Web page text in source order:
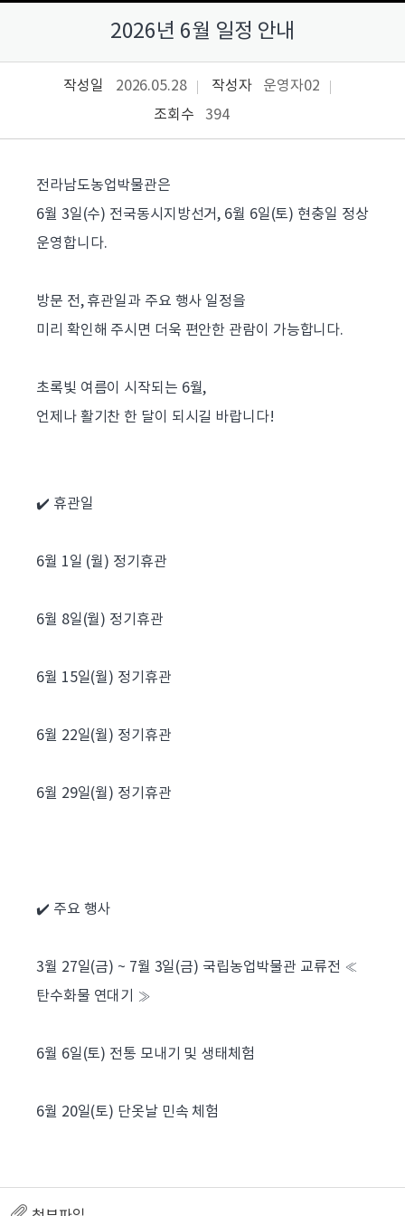
2026년 6월 일정 안내
작성일 2026.05.28 작성자
운영자02
조회수
394
전라남도농업박물관은
6월 3일(수) 전국동시지방선거, 6월 6일(토) 현충일 정상
운영합니다.
방문 전, 휴관일과 주요 행사 일정을
미리 확인해 주시면 더욱 편안한 관람이 가능합니다.
초록빛 여름이 시작되는 6월,
언제나 활기찬 한 달이 되시길 바랍니다!
✔️ 휴관일
6월 1일 (월) 정기휴관
6월 8일(월) 정기휴관
6월 15일(월) 정기휴관
6월 22일(월) 정기휴관
6월 29일(월) 정기휴관
✔️ 주요 행사
3월 27일(금) ~ 7월 3일(금) 국립농업박물관 교류전 ≪
탄수화물 연대기 ≫
6월 6일(토) 전통 모내기 및 생태체험
6월 20일(토) 단옷날 민속 체험